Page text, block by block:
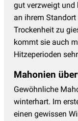
gut verzweigt
an ihrem Standort
Trockenheit zu
kommt sie auch
Hitzeperioden
Mahonien
Gewöhnliche
winterhart. Im
einen gewissen